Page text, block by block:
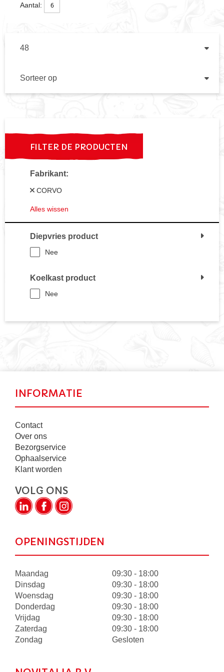
Aantal:
OP
FILTER DE PRODUCTEN
Fabrikant
CORVO
Alles wissen
Diepvries product
Nee
Koelkast product
Nee
INFORMATIE
Contact
Over ons
Bezorgservice
Ophaalservice
Klant worden
VOLG ONS
OPENINGSTIJDEN
Maandag
Dinsdag
Woensdag
Donderdag
Vrijdag
Zaterdag
Zondag
09:30 - 18:00
09:30 - 18:00
09:30 - 18:00
09:30 - 18:00
09:30 - 18:00
09:30 - 18:00
Gesloten